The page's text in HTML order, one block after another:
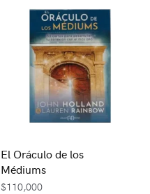
El Oráculo de los
Médiums
$110,000